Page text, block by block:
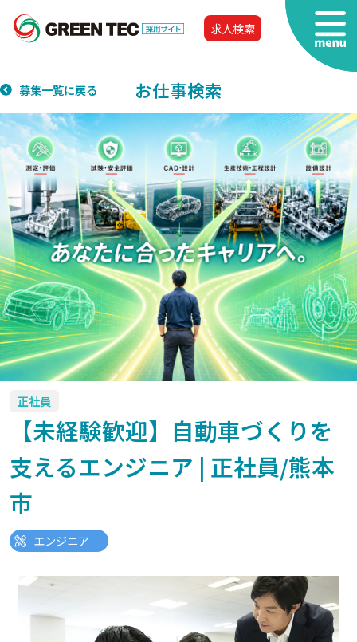
求人検索
お仕事検索
募集一覧に戻る
正社員
【未経験歓迎】自動車づくりを
支えるエンジニア | 正社員/熊本
市
エンジニア